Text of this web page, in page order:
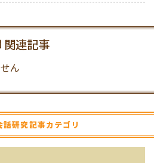
関連記事
ん
話研究記事カテゴリ